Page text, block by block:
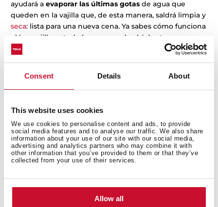
Consent Details About
This website uses cookies
We use cookies to personalise content and ads, to provide
social media features and to analyse our traffic. We also share
information about your use of our site with our social media,
advertising and analytics partners who may combine it with
other information that you’ve provided to them or that they’ve
collected from your use of their services.
Allow all
ayudará aevaporar las últimas gotas de agua que
queden en la vajilla que, de esta manera, saldrá limpia y
seca: lista para una nueva cena. Ya sabes cómo funciona
el lavavajillas y todo lo que sucede ahí dentro aunque a
veces sean tan
que parezca magia.
Artículosrelacionados